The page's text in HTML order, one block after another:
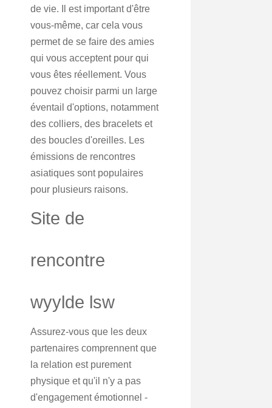
de vie. Il est important d'être
vous-même, car cela vous
permet de se faire des amies
qui vous acceptent pour qui
vous êtes réellement. Vous
pouvez choisir parmi un large
éventail d'options, notamment
des colliers, des bracelets et
des boucles d'oreilles. Les
émissions de rencontres
asiatiques sont populaires
pour plusieurs raisons.
Site de
rencontre
wyylde lsw
Assurez-vous que les deux
partenaires comprennent que
la relation est purement
physique et qu'il n'y a pas
d'engagement émotionnel -